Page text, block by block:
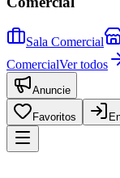
Sala Comercial
ComercialVer todos
Anuncie
Favoritos